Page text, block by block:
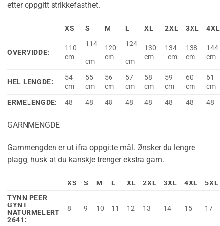
etter oppgitt strikkefasthet.
XS S M L XL 2XL 3XL 4XL
OVERVIDDE:
110
cm
114
cm
120
cm
124
cm
130
cm
134
cm
138
cm
144
cm
HEL LENGDE:
54
cm
55
cm
56
cm
57
cm
58
cm
59
cm
60
cm
61
cm
ERMELENGDE:
48 48 48 48 48 48 48 48
GARNMENGDE
Garnmengden er ut ifra oppgitte mål. Ønsker du lengre
plagg, husk at du kanskje trenger ekstra garn.
XS S M L XL 2XL 3XL 4XL
5XL
TYNN PEER
GYNT
NATURMELERT
2641:
8 9 10 11 12 13 14 15 17